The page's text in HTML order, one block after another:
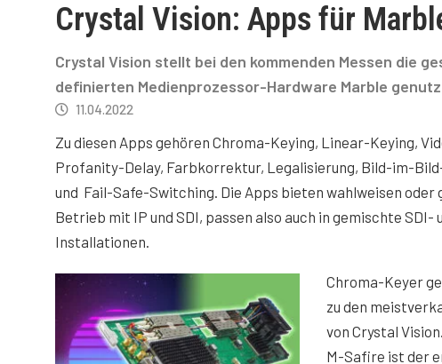
Crystal Vision: Apps für
Crystal Vision stellt bei den kommenden Messen die
definierten Medienprozessor-Hardware Marble
11.04.2022
Zu diesen Apps gehören Chroma-Keying, Linear-Keying,
Profanity-Delay, Farbkorrektur, Legalisierung, Bild-im-
und Fail-Safe-Switching. Die Apps bieten wahlweisen oder
Betrieb mit IP und SDI, passen also auch in gemischte SDI-
Installationen.
Chroma-Keyer
zu den
von Crystal
M-Safire ist der